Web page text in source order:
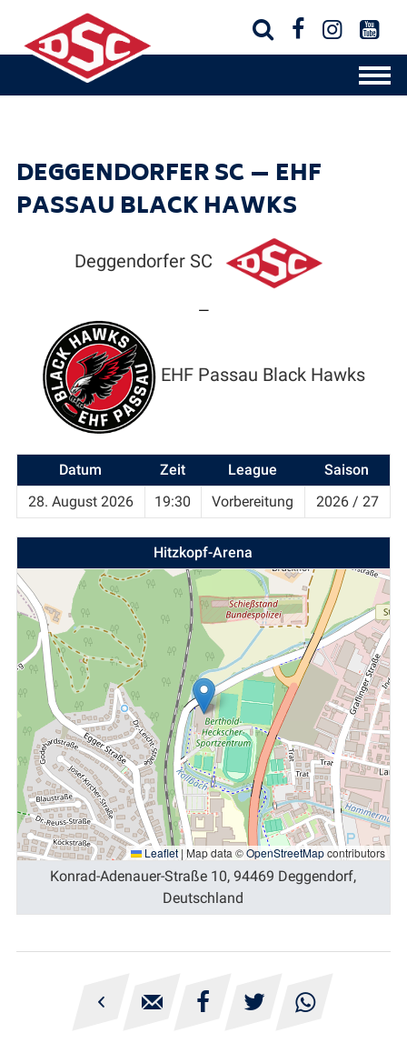
   
DEGGENDORFER SC — EHF
PASSAU BLACK HAWKS
Deggendorfer SC
—
EHF Passau Black Hawks
Datum Zeit League
Saison
28. August 2026
19:30 Vorbereitung 2026 / 27
Hitzkopf-Arena
Leaflet | Map data ©OpenStreetMapcontributors
Konrad-Adenauer-Straße 10, 94469 Deggendorf,
Deutschland
    